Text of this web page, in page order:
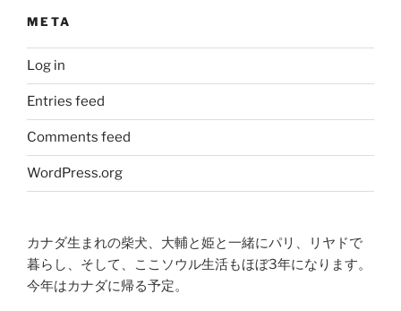
META
Log in
Entries feed
Comments feed
WordPress.org
カナダ生まれの柴犬、大輔と姫と一緒にパリ、リヤドで
暮らし、そして、ここソウル生活もほぼ3年になります。
今年はカナダに帰る予定。